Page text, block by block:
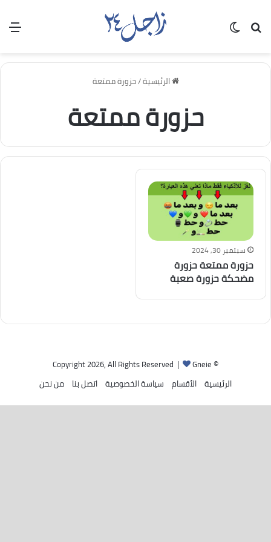
بحث عن
الرئيسية/حزورة ممتعة
حزورة ممتعة
سبتمبر 30, 2024
حزورة ممتعة حزورة
مضحكة حزورة صعبة
© Copyright 2026, All Rights Reserved |
Gneie
الرئيسية الأقسام سياسة الخصوصية اتصل بنا من نحن